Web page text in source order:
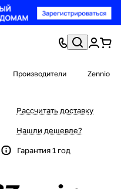
Производители Zennio
Рассчитать доставку
Нашли дешевле?
Гарантия 1 год